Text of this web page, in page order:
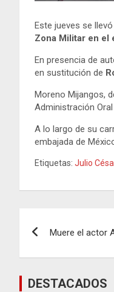
Este jueves se
Zona Militar en el
En presencia de
en sustitución de
Moreno Mijangos,
Administración
A lo largo de su
embajada de
Etiquetas: Julio
entradas
Muere el actor
DESTACADOS